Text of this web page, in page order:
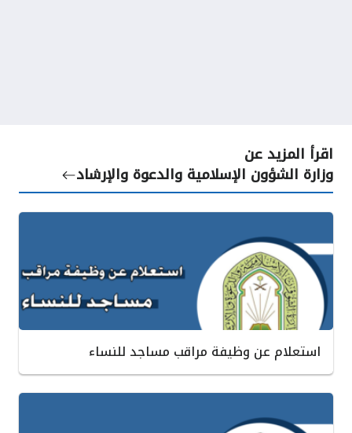
اقرأ المزيد عن
وزارة الشؤون الإسلامية والدعوة والإرشاد
استعلام عن وظيفة مراقب مساجد للنساء